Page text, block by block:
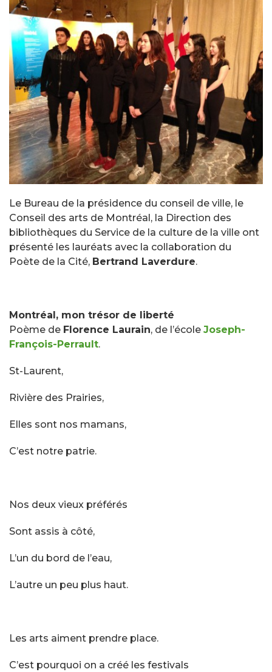
Le Bureau de la présidence du conseil de ville, le
Conseil des arts de Montréal, la Direction des
bibliothèques du Service de la culture de la ville ont
présenté les lauréats avec la collaboration du
Poète de la Cité, Bertrand Laverdure.
Montréal, mon trésor de liberté
Poème de Florence Laurain, de l’école Joseph-
François-Perrault.
St-Laurent,
Rivière des Prairies,
Elles sont nos mamans,
C’est notre patrie.
Nos deux vieux préférés
Sont assis à côté,
L’un du bord de l’eau,
L’autre un peu plus haut.
Les arts aiment prendre place.
C’est pourquoi on a créé les festivals